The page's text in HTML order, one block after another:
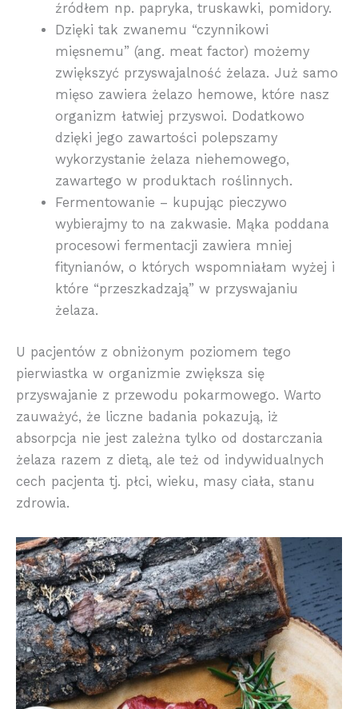
źródłem np. papryka, truskawki, pomidory.
Dzięki tak zwanemu “czynnikowi
mięsnemu” (ang. meat factor) możemy
zwiększyć przyswajalność żelaza. Już samo
mięso zawiera żelazo hemowe, które nasz
organizm łatwiej przyswoi. Dodatkowo
dzięki jego zawartości polepszamy
wykorzystanie żelaza niehemowego,
zawartego w produktach roślinnych.
Fermentowanie – kupując pieczywo
wybierajmy to na zakwasie. Mąka poddana
procesowi fermentacji zawiera mniej
fitynianów, o których wspomniałam wyżej i
które “przeszkadzają” w przyswajaniu
żelaza.
U pacjentów z obniżonym poziomem tego
pierwiastka w organizmie zwiększa się
przyswajanie z przewodu pokarmowego. Warto
zauważyć, że liczne badania pokazują, iż
absorpcja nie jest zależna tylko od dostarczania
żelaza razem z dietą, ale też od indywidualnych
cech pacjenta tj. płci, wieku, masy ciała, stanu
zdrowia.